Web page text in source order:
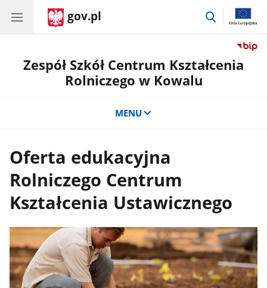
gov.pl
przejdź
Zespół Szkół Centrum Kształcenia
Rolniczego w Kowalu
MENU
Oferta edukacyjna
Rolniczego Centrum
Kształcenia Ustawicznego